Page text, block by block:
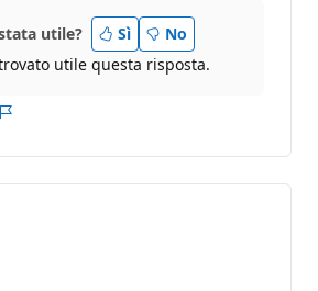
utile? Sì
No
utile questa risposta.